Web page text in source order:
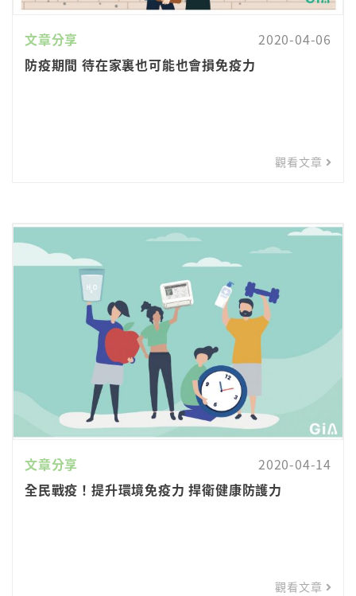
文章分享
2020-04-06
防疫期間 待在家裏也可能也會損免疫力
觀看文章
文章分享
2020-04-14
全民戰疫！提升環境免疫力 捍衛健康防護力
觀看文章